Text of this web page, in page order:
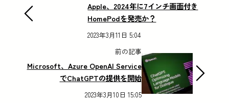
Apple、2024年に7インチ画面付き
HomePodを発売か？
2023年3月11日 5:04
前の記事
Microsoft、Azure OpenAI Service
でChatGPTの提供を開始
2023年3月10日 15:05